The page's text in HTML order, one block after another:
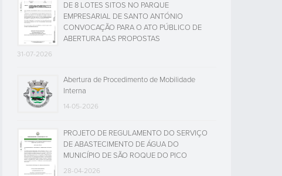
DE 8 LOTES SITOS NO PARQUE
EMPRESARIAL DE SANTO ANTÓNIO
CONVOCAÇÃO PARA O ATO PÚBLICO DE
ABERTURA DAS PROPOSTAS
31-07-2026
Abertura de Procedimento de Mobilidade
Interna
14-05-2026
PROJETO DE REGULAMENTO DO SERVIÇO
DE ABASTECIMENTO DE ÁGUA DO
MUNICÍPIO DE SÃO ROQUE DO PICO
28-04-2026